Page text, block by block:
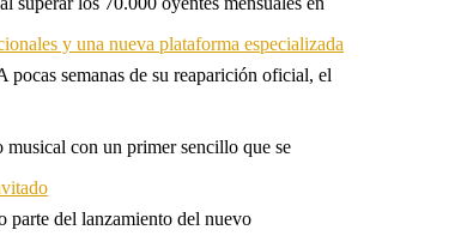
y una nueva plataforma especializada
semanas de su reaparición oficial, el
con un primer sencillo que se
parte del lanzamiento del nuevo